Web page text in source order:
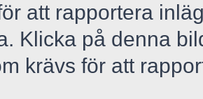
att rapportera
Klicka på denna
krävs för att